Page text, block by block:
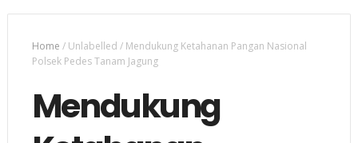
Home /Unlabelled / Mendukung Ketahanan Pangan Nasional
Polsek Pedes Tanam Jagung
Mendukung